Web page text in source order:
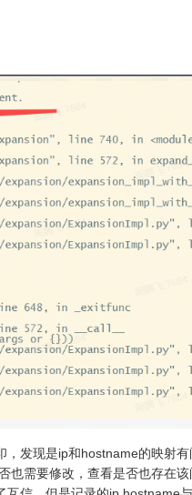
发现是ip和hostname的映射
也需要修改，查看是否也存在